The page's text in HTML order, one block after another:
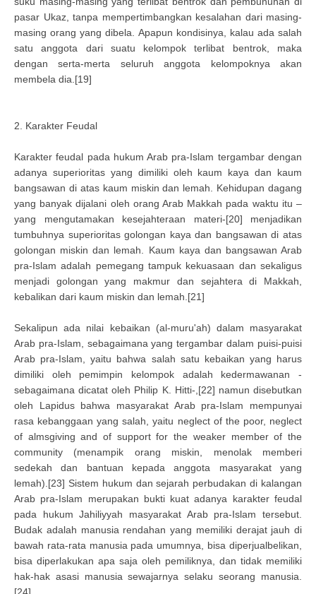
pasar Ukaz, tanpa mempertimbangkan kesalahan dari masing-
masing orang yang dibela. Apapun kondisinya, kalau ada salah
satu anggota dari suatu kelompok terlibat bentrok, maka
dengan serta-merta seluruh anggota kelompoknya akan
membela dia.[19]
2. Karakter Feudal
Karakter feudal pada hukum Arab pra-Islam tergambar dengan
adanya superioritas yang dimiliki oleh kaum kaya dan kaum
bangsawan di atas kaum miskin dan lemah. Kehidupan dagang
yang banyak dijalani oleh orang Arab Makkah pada waktu itu –
yang mengutamakan kesejahteraan materi-[20] menjadikan
tumbuhnya superioritas golongan kaya dan bangsawan di atas
golongan miskin dan lemah. Kaum kaya dan bangsawan Arab
pra-Islam adalah pemegang tampuk kekuasaan dan sekaligus
menjadi golongan yang makmur dan sejahtera di Makkah,
kebalikan dari kaum miskin dan lemah.[21]
Sekalipun ada nilai kebaikan (al-muru'ah) dalam masyarakat
Arab pra-Islam, sebagaimana yang tergambar dalam puisi-puisi
Arab pra-Islam, yaitu bahwa salah satu kebaikan yang harus
dimiliki oleh pemimpin kelompok adalah kedermawanan -
sebagaimana dicatat oleh Philip K. Hitti-,[22] namun disebutkan
oleh Lapidus bahwa masyarakat Arab pra-Islam mempunyai
rasa kebanggaan yang salah, yaitu neglect of the poor, neglect
of almsgiving and of support for the weaker member of the
community (menampik orang miskin, menolak memberi
sedekah dan bantuan kepada anggota masyarakat yang
lemah).[23] Sistem hukum dan sejarah perbudakan di kalangan
Arab pra-Islam merupakan bukti kuat adanya karakter feudal
pada hukum Jahiliyyah masyarakat Arab pra-Islam tersebut.
Budak adalah manusia rendahan yang memiliki derajat jauh di
bawah rata-rata manusia pada umumnya, bisa diperjualbelikan,
bisa diperlakukan apa saja oleh pemiliknya, dan tidak memiliki
hak-hak asasi manusia sewajarnya selaku seorang manusia.